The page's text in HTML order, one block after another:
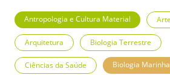
Antropologia e Cultura Material
Arquitetura Biologia Terrestre
Ciências da Saúde Biologia Marinha